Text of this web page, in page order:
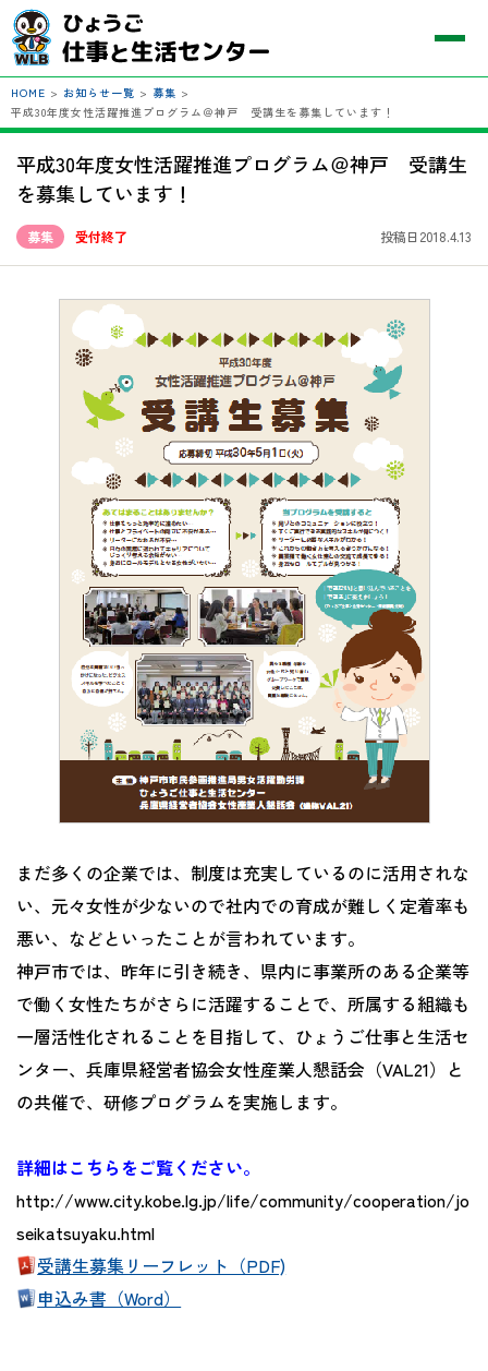
HOME > お知らせ一覧 > 募集 >
平成30年度女性活躍推進プログラム＠神戸 受講生を募集しています！
平成30年度女性活躍推進プログラム＠神戸 受講生
を募集しています！
募集 受付終了 投稿日2018.4.13
まだ多くの企業では、制度は充実しているのに活用されな
い、元々女性が少ないので社内での育成が難しく定着率も
悪い、などといったことが言われています。
神戸市では、昨年に引き続き、県内に事業所のある企業等
で働く女性たちがさらに活躍することで、所属する組織も
一層活性化されることを目指して、ひょうご仕事と生活セ
ンター、兵庫県経営者協会女性産業人懇話会（VAL21）と
の共催で、研修プログラムを実施します。
詳細はこちらをご覧ください。
http://www.city.kobe.lg.jp/life/community/cooperation/jo
seikatsuyaku.html
受講生募集リーフレット（PDF)
申込み書（Word）